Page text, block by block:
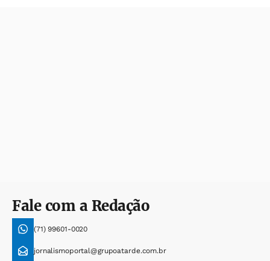
Fale com a Redação
(71) 99601-0020
jornalismoportal@grupoatarde.com.br